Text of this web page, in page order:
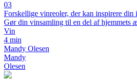
03
Forskellige vinreoler, der kan inspirere din
Gør din vinsamling til en del af hjemmets
Vin
4 min
Mandy Olesen
Mandy
Olesen